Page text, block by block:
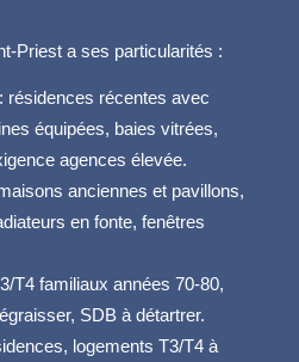
Priest a ses particularités :
résidences récentes avec
équipées, baies vitrées,
agences élevée.
anciennes et pavillons,
en fonte, fenêtres
T4 familiaux années 70-80,
SDB à détartrer.
logements T3/T4 à